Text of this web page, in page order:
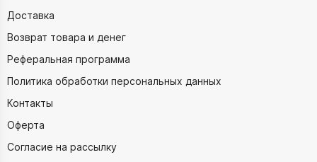
Доставка
Возврат товара и денег
Реферальная программа
Политика обработки персональных данных
Контакты
Оферта
Согласие на рассылку